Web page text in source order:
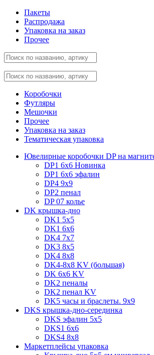
Пакеты
Распродажа
Упаковка на заказ
Прочее
Коробочки
Футляры
Мешочки
Прочее
Упаковка на заказ
Тематическая упаковка
Ювелирные коробочки DP на
DP1 6x6 Новинка
DP1 6x6 эфалин
DP4 9x9
DP2 пенал
DP 07 колье
DK крышка-дно
DK1 5x5
DK1 6x6
DK4 7х7
DK3 8x5
DK4 8x8
DK4-8x8 KV (большая)
DK 6х6 KV
DK2 пеналы
DK2 пенал KV
DK5 часы и браслеты. 9x9
DKS крышка-дно-серединка
DKS эфалин 5x5
DKS1 6x6
DKS4 8x8
Маркетплейсы упаковка